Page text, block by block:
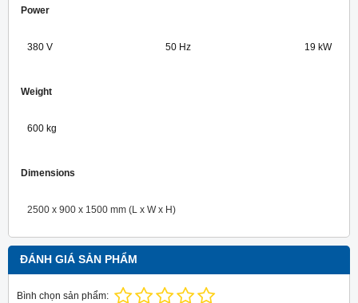
Power
380 V 50 Hz 19 kW
Weight
600 kg
Dimensions
2500 x 900 x 1500 mm (L x W x H)
ĐÁNH GIÁ SẢN PHẨM
Bình chọn sản phẩm: